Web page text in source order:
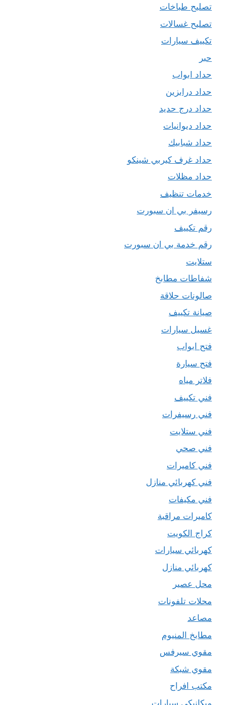
تصليح طباخات
تصليح غسالات
تكييف سيارات
حبر
حداد ابواب
حداد درابزين
حداد درج حديد
حداد ديوانيات
حداد شبابيك
حداد غرف كيربي شينكو
حداد مظلات
خدمات تنظيف
رسيفر بي ان سبورت
رقم تكييف
رقم خدمة بي ان سبورت
ستلايت
شفاطات مطابخ
صالونات حلاقة
صيانة تكييف
غسيل سيارات
فتح ابواب
فتح سيارة
فلاتر مياه
فني تكييف
فني رسيفرات
فني ستلايت
فني صحي
فني كاميرات
فني كهربائي منازل
فني مكيفات
كاميرات مراقبة
كراج الكويت
كهربائي سيارات
كهربائي منازل
محل عصير
محلات تلفونات
مصاعد
مطابخ المنيوم
مقوي سيرفس
مقوي شبكة
مكتب افراح
ميكانيكي سيارات